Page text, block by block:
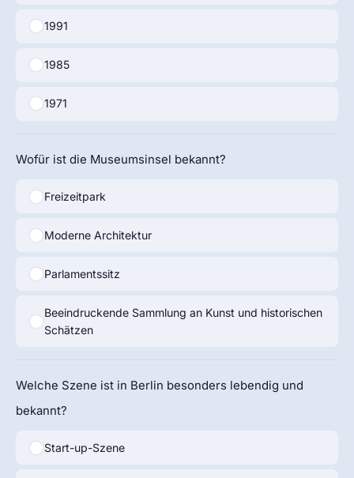
1991
1985
1971
Wofür ist die Museumsinsel bekannt?
Freizeitpark
Moderne Architektur
Parlamentssitz
Beeindruckende Sammlung an Kunst und historischen
Schätzen
Welche Szene ist in Berlin besonders lebendig und
bekannt?
Start-up-Szene